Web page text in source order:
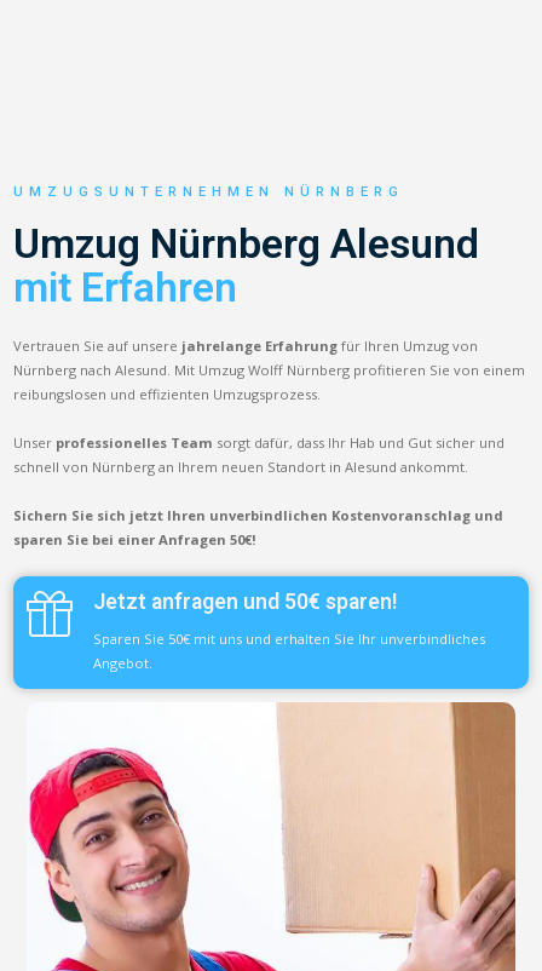
UMZUGSUNTERNEHMEN NÜRNBERG
Umzug Nürnberg Alesund
mit Erfahren
Vertrauen Sie auf unsere jahrelange Erfahrung für Ihren Umzug von
Nürnberg nach Alesund. Mit Umzug Wolff Nürnberg profitieren Sie von einem
reibungslosen und effizienten Umzugsprozess.
Unser professionelles Team sorgt dafür, dass Ihr Hab und Gut sicher und
schnell von Nürnberg an Ihrem neuen Standort in Alesund ankommt.
Sichern Sie sich jetzt Ihren unverbindlichen Kostenvoranschlag und
sparen Sie bei einer Anfragen 50€!
Jetzt anfragen und 50€ sparen!
Sparen Sie 50€ mit uns und erhalten Sie Ihr unverbindliches
Angebot.